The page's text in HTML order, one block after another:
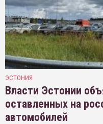
ЭСТОНИЯ
Власти Эстонии
оставленных на
автомобилей